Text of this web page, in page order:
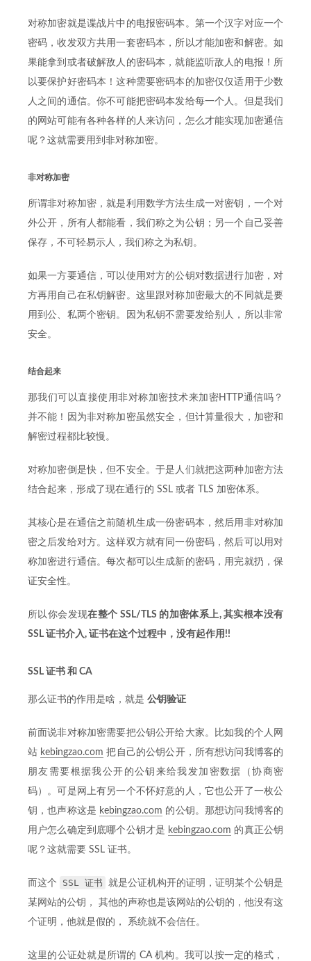
对称加密就是谍战片中的电报密码本。第一个汉字对应一个
密码，收发双方共用一套密码本，所以才能加密和解密。如
果能拿到或者破解敌人的密码本，就能监听敌人的电报！所
以要保护好密码本！这种需要密码本的加密仅仅适用于少数
人之间的通信。你不可能把密码本发给每一个人。但是我们
的网站可能有各种各样的人来访问，怎么才能实现加密通信
呢？这就需要用到非对称加密。
非对称加密
所谓非对称加密，就是利用数学方法生成一对密钥，一个对
外公开，所有人都能看，我们称之为公钥；另一个自己妥善
保存，不可轻易示人，我们称之为私钥。
如果一方要通信，可以使用对方的公钥对数据进行加密，对
方再用自己在私钥解密。这里跟对称加密最大的不同就是要
用到公、私两个密钥。因为私钥不需要发给别人，所以非常
安全。
结合起来
那我们可以直接使用非对称加密技术来加密HTTP通信吗？
并不能！因为非对称加密虽然安全，但计算量很大，加密和
解密过程都比较慢。
对称加密倒是快，但不安全。于是人们就把这两种加密方法
结合起来，形成了现在通行的 SSL 或者 TLS 加密体系。
其核心是在通信之前随机生成一份密码本，然后用非对称加
密之后发给对方。这样双方就有同一份密码，然后可以用对
称加密进行通信。每次都可以生成新的密码，用完就扔，保
证安全性。
所以你会发现在整个 SSL/TLS 的加密体系上, 其实根本没有
SSL 证书介入, 证书在这个过程中，没有起作用!!
SSL 证书 和 CA
那么证书的作用是啥，就是 公钥验证
前面说非对称加密需要把公钥公开给大家。比如我的个人网
站 kebingzao.com 把自己的公钥公开，所有想访问我博客的
朋友需要根据我公开的公钥来给我发加密数据（协商密
码）。可是网上有另一个不怀好意的人，它也公开了一枚公
钥，也声称这是 kebingzao.com 的公钥。那想访问我博客的
用户怎么确定到底哪个公钥才是 kebingzao.com 的真正公钥
呢？这就需要 SSL 证书。
而这个 SSL 证书
就是公证机构开的证明，证明某个公钥是
某网站的公钥， 其他的声称也是该网站的公钥的，他没有这
个证明，他就是假的， 系统就不会信任。
这里的公证处就是所谓的 CA 机构。我可以按一定的格式，